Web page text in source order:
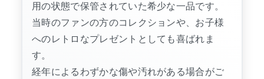
用の状態で保管されていた希少な一品です。
当時のファンの方のコレクションや、お子様
へのレトロなプレゼントとしても喜ばれま
す。
経年によるわずかな傷や汚れがある場合がご